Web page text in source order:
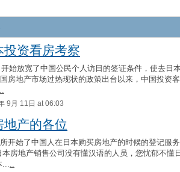
资看房考察
始放宽了中国公民个人访日的签证条件，使去日
房地产市场过热现状的政策出台以来，中国投资
9月 11日 at 06:03
产的各位
开始了中国人在日本购买房地产的时候的登记服
房地产销售公司没有懂汉语的人员，您忧郁不懂